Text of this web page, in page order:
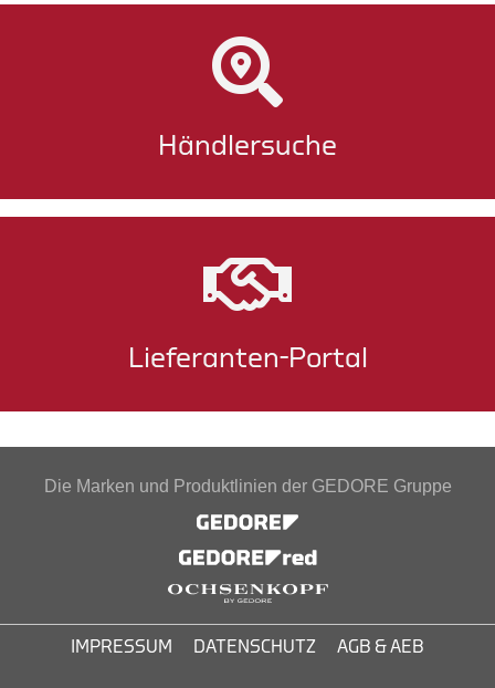
Händlersuche
Lieferanten-Portal
Die Marken und Produktlinien der GEDORE Gruppe
IMPRESSUM DATENSCHUTZ AGB & AEB